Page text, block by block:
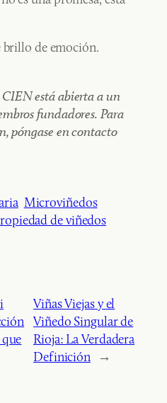
brillo de emoción.
está abierta a un
fundadores. Para
póngase en contacto
Microviñedos
de viñedos
Viñas Viejas y el
Viñedo Singular de
Rioja: La Verdadera
Definición
→